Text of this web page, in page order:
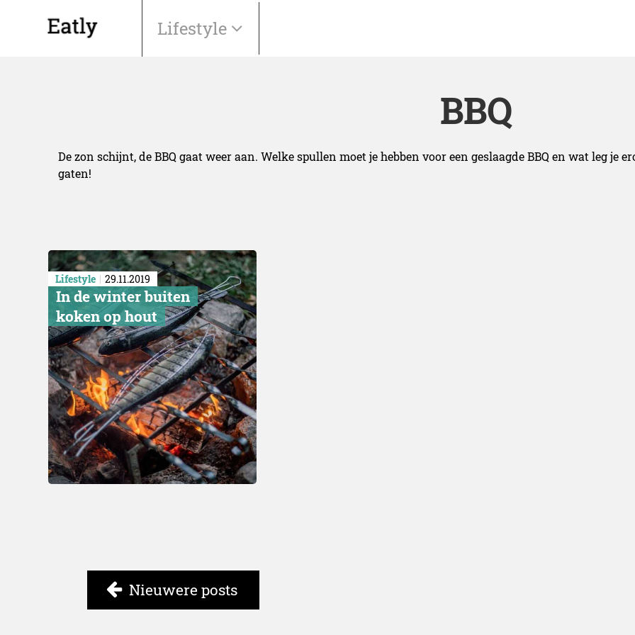
Lifestyle
BBQ
De zon schijnt, de BBQ gaat weer aan. Welke spullen moet je hebben voor een geslaagde BBQ en wat leg je
gaten!
Lifestyle 29.11.2019
In de winter buiten
koken op hout
Nieuwere posts